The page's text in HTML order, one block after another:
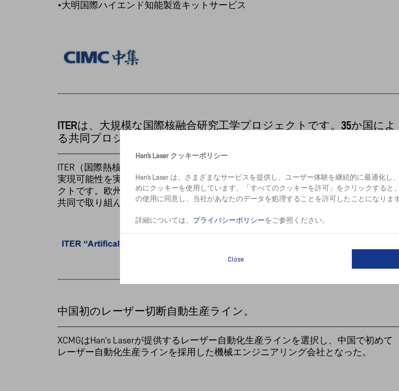
•大明国際ハイエンド知能製造キットサービス
ITERは、大規模な国際核融合研究工学プロジェクトです。35か国によ
る共同プロジェクトです。
ITER（国際熱核融合実験炉の略称）は、持続可能なエネルギー源としての核融合の
実現可能性を実証することを目的とした、大規模な国際核融合研究・工学プロジェ
クトです。欧州連合（EU）、米国、中国、インド、日本、韓国などを含む35か国が
共同で取り組んでいます。
中国初のレーザー切断自動生産ライン。
XCMGはHan's Laserが提供するレーザー自動化生産ラインを選択し、中国で初めて
レーザー自動化生産ラインを採用した機械エンジニアリング会社となった。
Han’s Laser クッキーポリシー
Han’s Laser は、さまざまなサービスを提供し、ユーザー体験を継続的に最適化
めにクッキーを使用しています。「すべてのクッキーを許可」をクリックすると
の使用に同意し、当社があなたのデータを処理することを許可したことになります
詳細については、 プライバシーポリシーをご参照ください。
Close